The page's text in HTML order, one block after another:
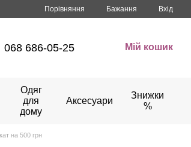
Порівняння Бажання Вхід
068 686-05-25 Мій кошик
Одяг
для
дому
Аксесуари
Знижки
%
на 500 грн